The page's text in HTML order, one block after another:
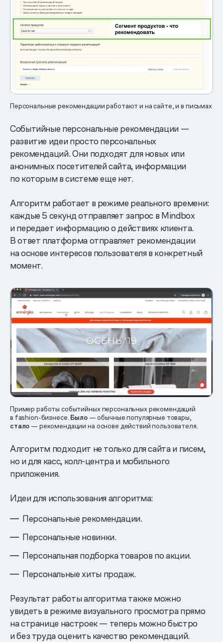
Персональные рекомендации работают и на сайте, и в письмах
Событийные персональные рекомендации —
развитие идеи просто персональных
рекомендаций. Они подходят для новых или
анонимных посетителей сайта, информации
по которым в системе еще нет.
Алгоритм работает в режиме реального времени:
каждые 5 секунд отправляет запрос в Mindbox
и передает информацию о действиях клиента.
В ответ платформа отправляет рекомендации
на основе интересов пользователя в конкретный
момент.
Пример работы событийных персональных рекомендаций
в fashion-бизнесе. Было— обычные популярные товары,
стало — рекомендации на основе действий пользователя.
Алгоритм подходит не только для сайта и писем,
но и для касс, колл-центра и мобильного
приложения.
Идеи для использования алгоритма:
Персональные рекомендации.
Персональные новинки.
Персональная подборка товаров по акции.
Персональные хиты продаж.
Результат работы алгоритма также можно
увидеть в режиме визуального просмотра прямо
на странице настроек — теперь можно быстро
и без труда оценить качество рекомендаций.